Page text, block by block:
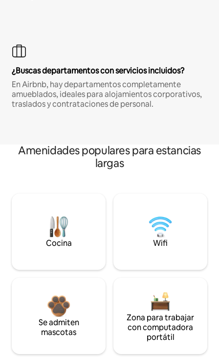
¿Buscas departamentos con servicios incluidos?
En Airbnb, hay departamentos completamente
amueblados, ideales para alojamientos corporativos,
traslados y contrataciones de personal.
Amenidades populares para estancias
largas
Cocina Wifi
Se admiten
mascotas
Zona para trabajar
con computadora
portátil